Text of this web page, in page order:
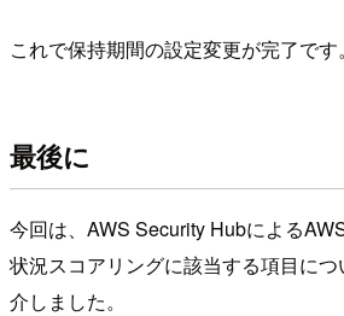
これで保持期間の設定変更が完了です。
最後に
今回は、AWS Security Hubによる
状況スコアリングに該当する項目に
介しました。